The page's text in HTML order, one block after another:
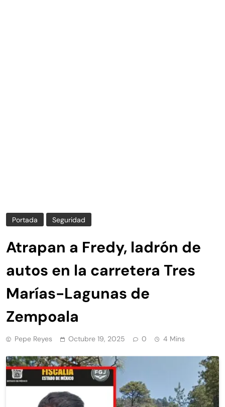
Portada Seguridad
Atrapan a Fredy, ladrón de
autos en la carretera Tres
Marías-Lagunas de
Zempoala
Pepe Reyes Octubre 19, 2025 0 4 Mins